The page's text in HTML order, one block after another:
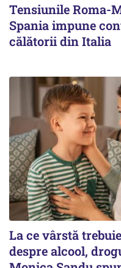
Tensiunile Roma-
Spania impune
călătorii din Italia
La ce vârstă
despre alcool,